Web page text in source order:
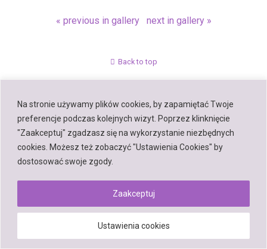
Na stronie używamy plików cookies, by zapamiętać Twoje
preferencje podczas kolejnych wizyt. Poprzez klinknięcie
"Zaakceptuj" zgadzasz się na wykorzystanie niezbędnych
cookies. Możesz też zobaczyć "Ustawienia Cookies" by
dostosować swoje zgody.
Ustawienia cookies
Zaakceptuj
« previous in gallery next in gallery »
Back to top
WPtouch Mobile Suite for WordPress